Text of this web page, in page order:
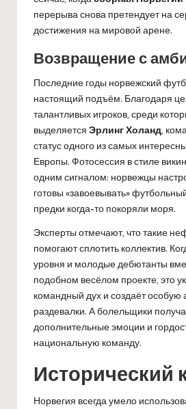
перерыва снова претендует на
достижения на мировой арене.
Возвращение с
Последние годы норвежский
настоящий подъём. Благодаря
талантливых игроков, среди
выделяется Эрлинг Холанд,
статус одного из самых
Европы. Фотосессия в стиле
одним сигналом: норвежцы
готовы «завоевывать»
предки когда-то покоряли моря.
Эксперты отмечают, что такие
помогают сплотить коллектив.
уровня и молодые дебютанты
подобном весёлом проекте, это
командный дух и создаёт особую
раздевалки. А болельщики
дополнительные эмоции и
национальную команду.
Исторический
Норвегия всегда умело